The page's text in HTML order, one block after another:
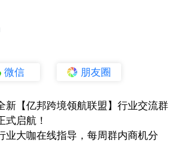
微信 朋友圈
新【亿邦跨境领航联盟】行业交流群
式启航！
业大咖在线指导，每周群内商机分